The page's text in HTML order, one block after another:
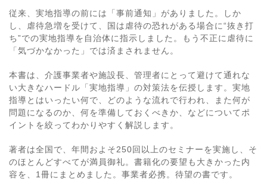
従来、実地指導の前には「事前通知」がありました。しか
し、虐待急増を受けて、国は虐待の恐れがある場合に“抜き打
ち”での実地指導を自治体に指示しました。もう不正に虐待に
「気づかなかった」では済まされません。
本書は、介護事業者や施設長、管理者にとって避けて通れな
い大きなハードル「実地指導」の対策法を伝授します。実地
指導とはいったい何で、どのような流れで行われ、また何が
問題になるのか、何を準備しておくべきか、などについてポ
イントを絞ってわかりやすく解説します。
著者は全国で、年間およそ250回以上のセミナーを実施し、そ
のほとんどすべてが満員御礼。書籍化の要望も大きかった内
容を、1冊にまとめました。事業者必携。待望の書です。